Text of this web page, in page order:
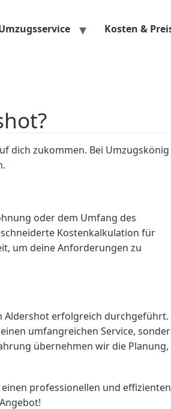
Kosten &
dich zukommen. Bei Umzugskönig
oder dem Umfang des
Kostenkalkulation für
um deine Anforderungen zu
Aldershot erfolgreich durchgeführt.
umfangreichen Service,
übernehmen wir die Planung,
professionellen und effizienten